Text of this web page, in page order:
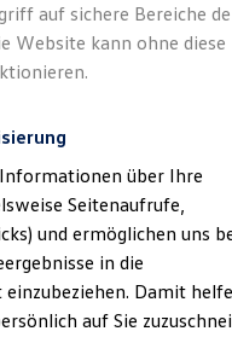
Leasing
Volkswagen
Der
auf sichere Bereiche
Website kann ohne diese
über Ihre
Seitenaufrufe,
und ermöglichen uns
in die
Damit
auf Sie